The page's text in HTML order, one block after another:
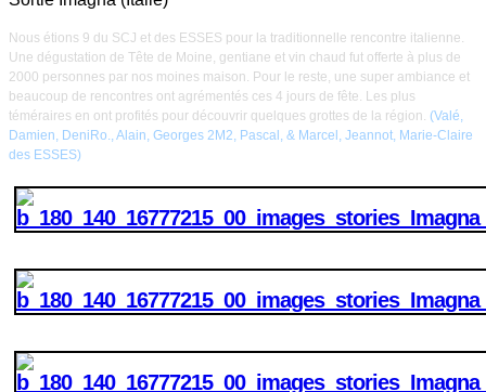
Nous étions 9 du SCJ et des ESSES pour la traditionnelle rencontre italienne.
Une dégustation de Tête de Moine, gentiane et vin chaud fut offerte à plus de
2000 personnes par nos moines maison. Pour le reste, une super ambiance et
beaucoup de rencontres ont agrémentés ces 4 jours de fête. Les plus
téméraires en ont profités pour découvrir quelques grottes de la région. (Valé,
Damien, DeniRo., Alain, Georges 2M2, Pascal, & Marcel, Jeannot, Marie-Claire
des ESSES)